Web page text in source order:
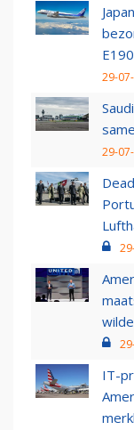
29-
29-
wilde
IT-